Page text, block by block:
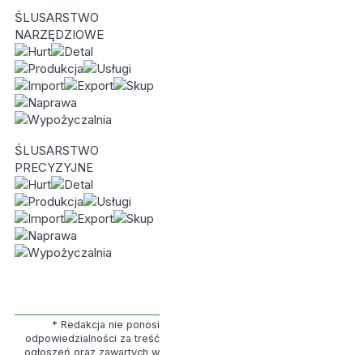
ŚLUSARSTWO
NARZĘDZIOWE
ŚLUSARSTWO
PRECYZYJNE
* Redakcja nie ponosi
odpowiedzialności za treść
ogłoszeń oraz zawartych w